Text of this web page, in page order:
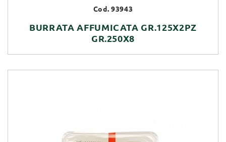
Cod. 93943
BURRATA AFFUMICATA GR.125X2PZ
GR.250X8